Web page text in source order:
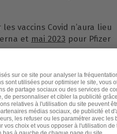
vaccins Covid n’aura lieu
et mai 2023 pour Pfizer
ayant occasionné
officiel Observatoire
des médicaments (5)
l’efficacité des vaccins
de 80%(6)